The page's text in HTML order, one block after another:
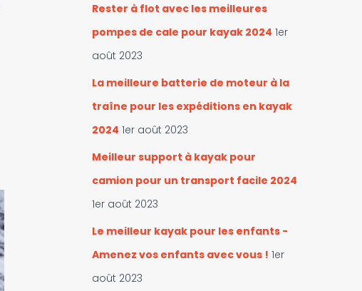
Rester à flot avec les meilleures
pompes de cale pour kayak 2024 1er
août 2023
La meilleure batterie de moteur à la
traîne pour les expéditions en kayak
2024 1er août 2023
Meilleur support à kayak pour
camion pour un transport facile 2024
1er août 2023
Le meilleur kayak pour les enfants -
Amenez vos enfants avec vous ! 1er
août 2023